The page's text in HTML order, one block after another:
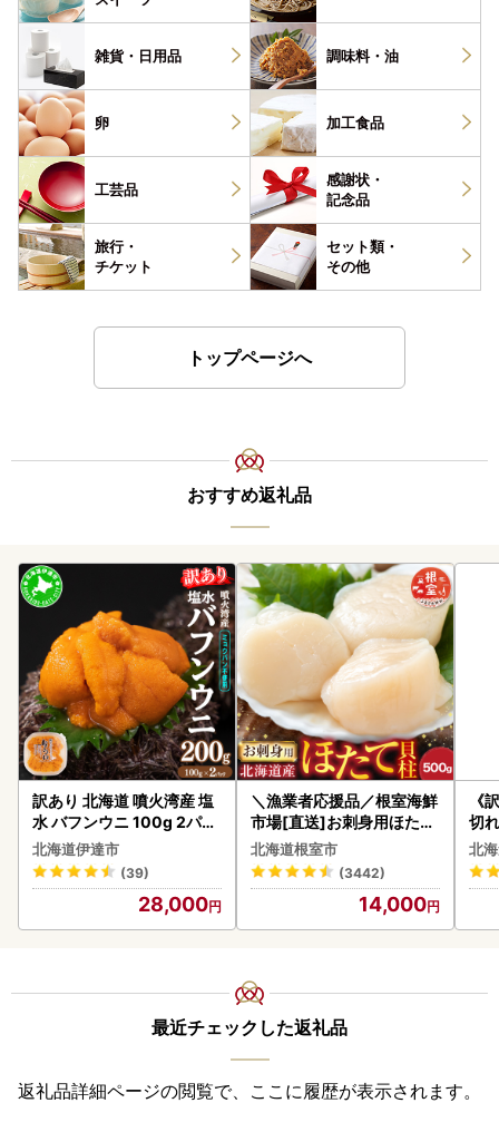
雑貨・ 日用品 調味料・ 油
卵 加工食品
工芸品
感謝状・
記念品
旅行・
チケット
セット類・
その他
トップページへ
おすすめ返礼品
訳あり 北海道 噴火湾産 塩
水 バフンウニ 100g 2パッ
ク 計200g 《アフター保証
付き》うに ウニ 雲丹 海鮮
海の幸 魚介類 ウニ丼 お寿
司 濃厚 無添加 産地直送 お
取り寄せ 山村水産 送料無
北海道伊達市
(39)
28,000
＼漁業者応援品／根室海鮮
市場[直送]お刺身用ほたて
貝柱500g A-28002
北海道根室市
(3442)
14,000
《
切
0g
北
最近チェックした返礼品
返礼品詳細ページの閲覧で、ここに履歴が表示されます。